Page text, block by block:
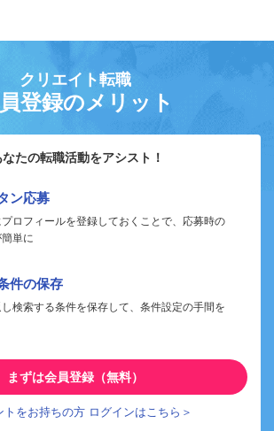
クリエイト転職
登録のメリット
たの転職活動をアシスト！
ン応募
ロフィールを登録しておくことで、応募時の
単に
件の保存
検索する条件を保存して、条件設定の手間を
まずは会員登録（無料）
トをお持ちの方 ログインはこちら＞